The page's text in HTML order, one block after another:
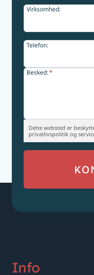
Virksomhed:
Telefon:
Besked:*
Dette websted er
privatlivspolitik og
Info